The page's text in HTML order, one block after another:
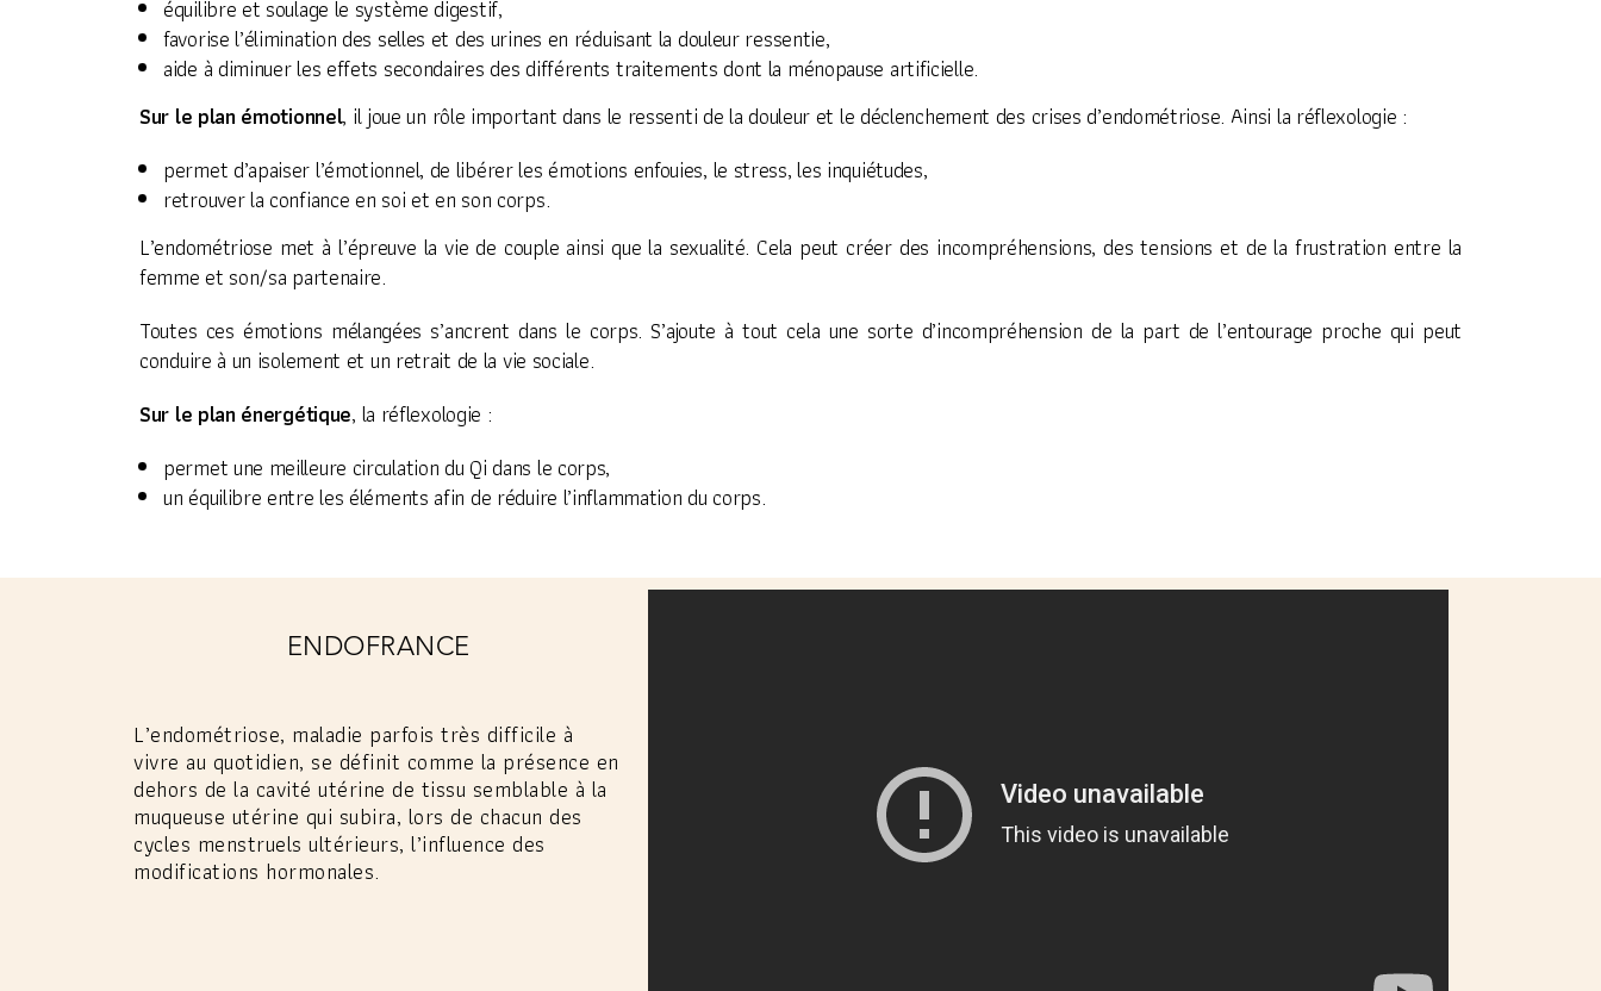
équilibre et soulage le système digestif,
favorise l’élimination des selles et des urines en réduisant la douleur ressentie,
aide à diminuer les effets secondaires des différents traitements dont la ménopause artificielle.
Sur le plan émotionnel, il joue un rôle important dans le ressenti de la douleur et le déclenchement des crises d’endométriose. Ainsi la réflexologie :
permet d’apaiser l’émotionnel, de libérer les émotions enfouies, le stress, les inquiétudes,
retrouver la confiance en soi et en son corps.
L’endométriose met à l’épreuve la vie de couple ainsi que la sexualité. Cela peut créer des incompréhensions, des tensions et de la frustration entre la
femme et son/sa partenaire.
Toutes ces émotions mélangées s’ancrent dans le corps. S’ajoute à tout cela une sorte d’incompréhension de la part de l’entourage proche qui peut
conduire à un isolement et un retrait de la vie sociale.
Sur le plan énergétique, la réflexologie :
permet une meilleure circulation du Qi dans le corps,
un équilibre entre les éléments afin de réduire l’inflammation du corps.
ENDOFRANCE
L’endométriose, maladie parfois très difficile à
vivre au quotidien, se définit comme la présence en
dehors de la cavité utérine de tissu semblable à la
muqueuse utérine qui subira, lors de chacun des
cycles menstruels ultérieurs, l’influence des
modifications hormonales.